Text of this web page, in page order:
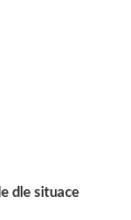
dle situace